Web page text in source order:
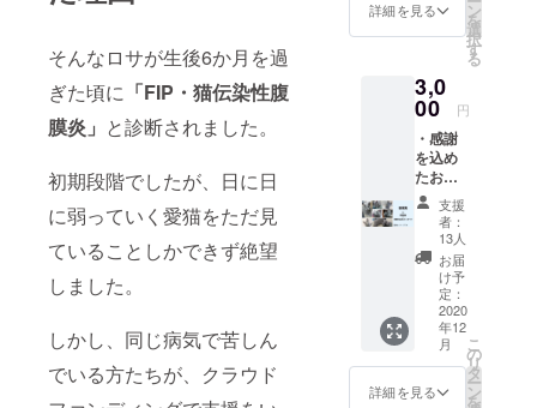
そんなロサが生後6か月を過
ぎた頃に 「FIP・猫伝染性腹
膜炎」 と診断されました。
初期段階でしたが、日に日
に弱っていく愛猫をただ見
ていることしかできず絶望
しました。
しかし、同じ病気で苦しん
でいる方たちが、クラウド
詳細を見る ン
を
選
択
す
る
3,0
00 円
・感謝
を込め
たお礼
のメッ
セージ
・活動
報告 ・
画像集
（デー
タ）
支援
者：
13人
お届
け予
定：
2020
年12
月
詳細を見る
こ
の
リ
タ
ー
ン
を